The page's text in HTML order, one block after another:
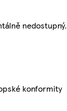
nedostupný.
konformity